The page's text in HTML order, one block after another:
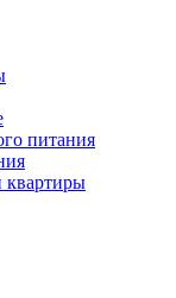
питания
квартиры